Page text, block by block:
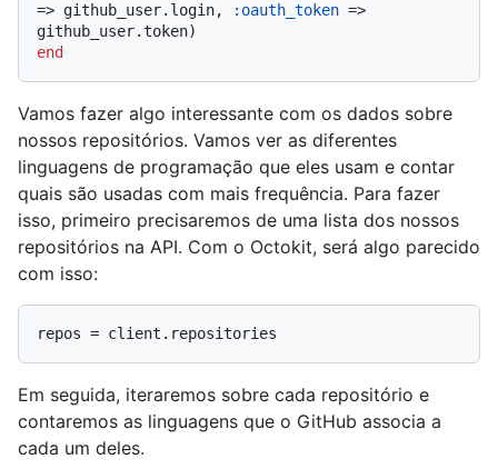
=> github_user.login,
:oauth_token =>
end
Vamos fazer algo interessante com os dados sobre
nossos repositórios. Vamos ver as diferentes
linguagens de programação que eles usam e contar
quais são usadas com mais frequência. Para fazer
isso, primeiro precisaremos de uma lista dos nossos
repositórios na API. Com o Octokit, será algo parecido
com isso:
Em seguida, iteraremos sobre cada repositório e
contaremos as linguagens que o GitHub associa a
cada um deles.